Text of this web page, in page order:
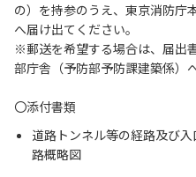
の）を持参のうえ、東京消防庁
へ届け出てください。
※郵送を希望する場合は、届出
部庁舎（予防部予防課建築係）
〇添付書類
道路トンネル等の経路及び
路概略図